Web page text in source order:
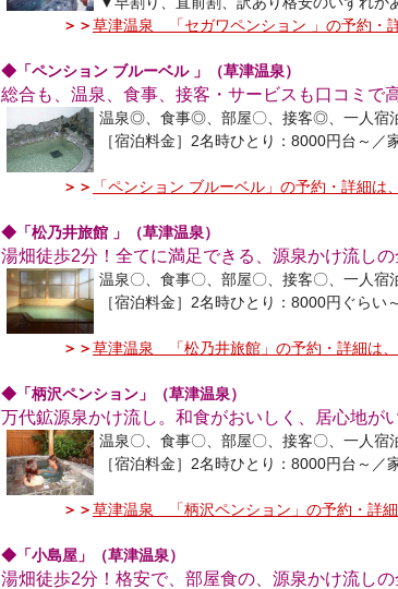
＞＞草津温泉 「セガワペンション 」の予約・
◆「ペンション ブルーベル 」（草津温泉）
総合も、温泉、食事、接客・サービスも口コミで
温泉◎、食事◎、部屋〇、接客◎、一人宿
［宿泊料金］2名時ひとり：8000円台～／
＞＞ 「ペンション ブルーベル」の予約・詳細は
◆「松乃井旅館 」（草津温泉）
湯畑徒歩2分！全てに満足できる、源泉かけ流し
温泉〇、食事〇、部屋〇、接客〇、一人宿
［宿泊料金］2名時ひとり：8000円ぐらい
＞＞草津温泉 「松乃井旅館」の予約・詳細は、
◆「柄沢ペンション」（草津温泉）
万代鉱源泉かけ流し。和食がおいしく、居心地が
温泉〇、食事〇、部屋〇、接客〇、一人宿
［宿泊料金］2名時ひとり：8000円台～／
＞＞草津温泉 「柄沢ペンション」の予約・詳細
◆「小島屋」（草津温泉）
湯畑徒歩2分！格安で、部屋食の、源泉かけ流し